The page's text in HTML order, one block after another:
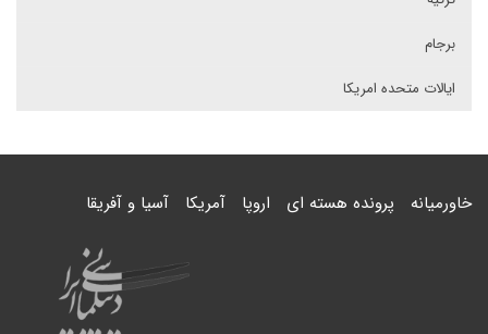
برجام
ایالات متحده امریکا
خاورمیانه پرونده هسته ای اروپا آمریکا آسیا و آفریقا